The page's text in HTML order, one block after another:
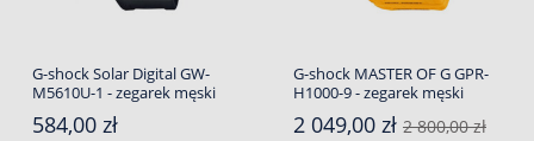
G-shock Solar Digital GW-
M5610U-1 - zegarek męski
584,00 zł
G-shock MASTER OF G GPR-
H1000-9 - zegarek męski
2 049,00 zł 2 800,00 zł